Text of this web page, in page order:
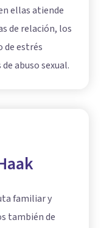
ellas atiende
de relación, los
estrés
abuso sexual.
familiar y
también de